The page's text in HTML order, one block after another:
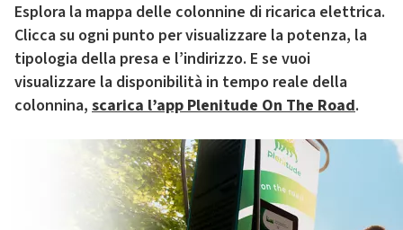
Esplora la mappa delle colonnine di ricarica elettrica.
Clicca su ogni punto per visualizzare la potenza, la
tipologia della presa e l’indirizzo. E se vuoi
visualizzare la disponibilità in tempo reale della
colonnina, scarica l’app Plenitude On The Road.